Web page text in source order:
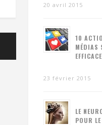
20 avril 2015
10
MÉDIAS
EFFICACE
23 février 2015
LE
POUR